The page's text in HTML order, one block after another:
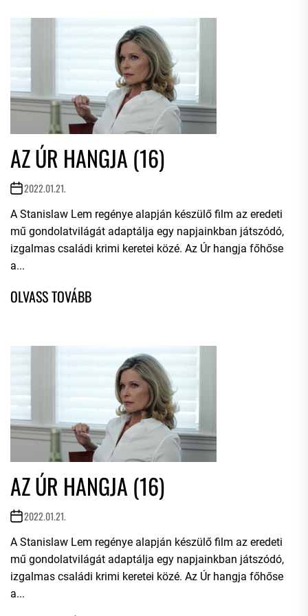
AZ ÚR HANGJA (16)
2022.01.21.
A Stanislaw Lem regénye alapján készülő film az eredeti
mű gondolatvilágát adaptálja egy napjainkban játszódó,
izgalmas családi krimi keretei közé. Az Úr hangja főhőse
a...
AZ ÚR HANGJA (16)
2022.01.21.
A Stanislaw Lem regénye alapján készülő film az eredeti
mű gondolatvilágát adaptálja egy napjainkban játszódó,
izgalmas családi krimi keretei közé. Az Úr hangja főhőse
a...